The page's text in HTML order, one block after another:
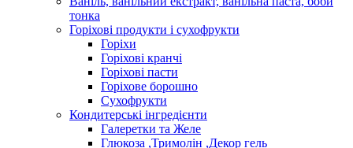
тонка
Горіхові продукти і сухофрукти
Горіхи
Горіхові кранчі
Горіхові пасти
Горіхове борошно
Сухофрукти
Кондитерські інгредієнти
Галеретки та Желе
Глюкоза ,Тримолін ,Декор гель